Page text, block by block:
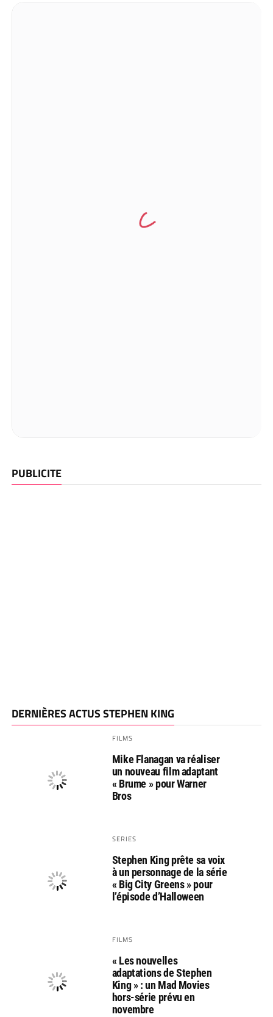
PUBLICITE
DERNIÈRES ACTUS STEPHEN KING
FILMS
Mike Flanagan va réaliser
un nouveau film adaptant
« Brume » pour Warner
Bros
SERIES
Stephen King prête sa voix
à un personnage de la série
« Big City Greens » pour
l’épisode d’Halloween
FILMS
« Les nouvelles
adaptations de Stephen
King » : un Mad Movies
hors-série prévu en
novembre